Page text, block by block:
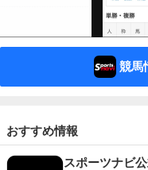
競馬
おすすめ情報
スポーツナビ